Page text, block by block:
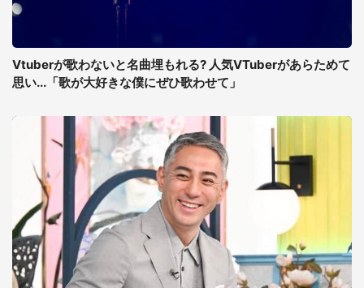
Vtuberが歌わないと名曲埋もれる? 人気VTuberがあらためて
思い...「歌が大好きな僕にぜひ歌わせて」